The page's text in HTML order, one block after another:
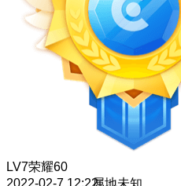
LV7荣耀60
2022-02-7 12:22属地未知